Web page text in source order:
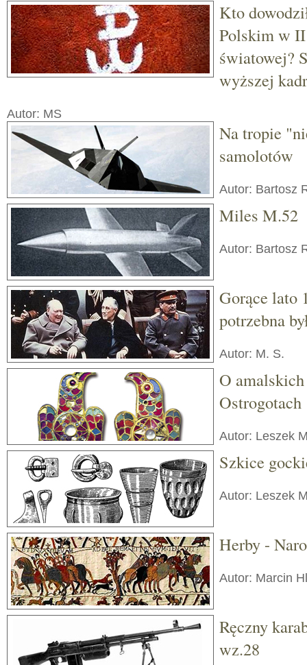
Kto
Polskim w
światowej?
wyższej
Autor: MS
Na tropie
samolotów
Autor: Bartosz
Miles M.52
Autor: Bartosz
Gorące lato
potrzebna
Autor: M. S.
O
Ostrogotach
Autor: Leszek
Szkice
Autor: Leszek
Herby -
Autor: Marcin
Ręczny
wz.28